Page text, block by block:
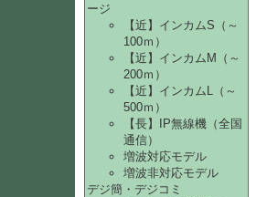
ージ
【近】インカムS（～
100ｍ）
【近】インカムM（～
200ｍ）
【近】インカムL（～
500ｍ）
【長】IP無線機（全国
通信）
増波対応モデル
増波非対応モデル
デジ簡・デジコミ